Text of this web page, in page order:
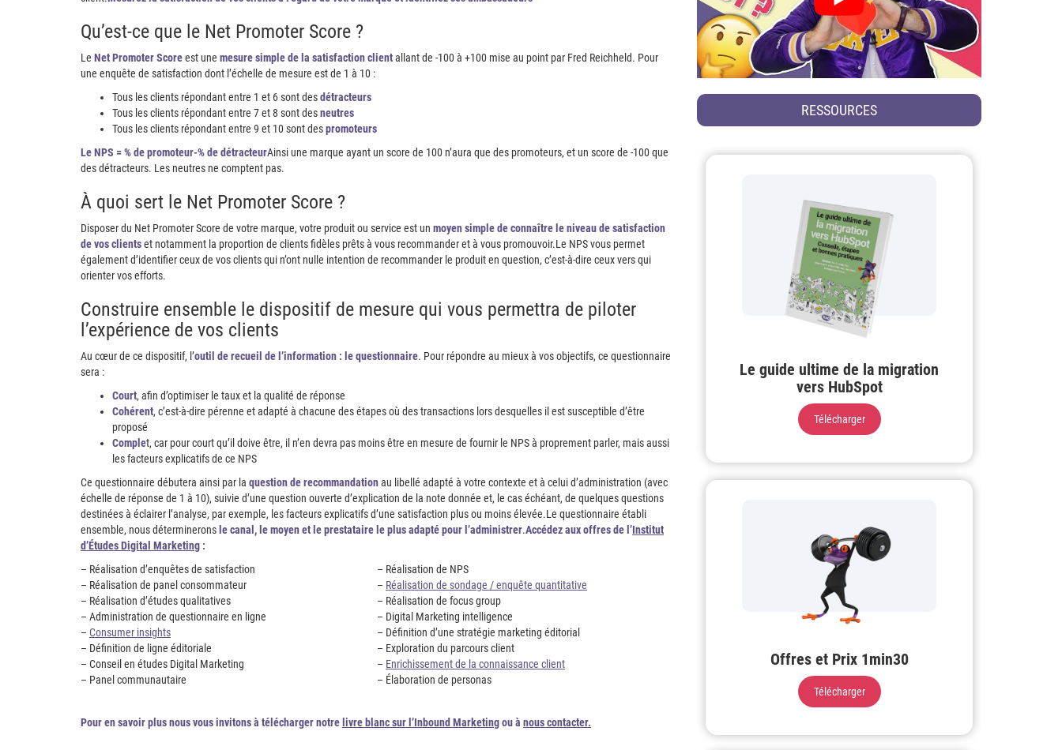
Qu’est-ce que le Net Promoter Score ?
Le Net Promoter Scoreest une mesure simple de la satisfaction clientallant de -100 à +100 mise au point par Fred Reichheld. Pour
une enquête de satisfaction dont l’échelle de mesure est de 1 à 10 :
Tous les clients répondant entre 1 et 6 sont desdétracteurs
Tous les clients répondant entre 7 et 8 sont desneutres
Tous les clients répondant entre 9 et 10 sont despromoteurs
Le NPS = % de promoteur-% de détracteurAinsi une marque ayant un score de 100 n’aura que des promoteurs, et un score de -100 que
des détracteurs. Les neutres ne comptent pas.
À quoi sert le Net Promoter Score ?
Disposer du Net Promoter Score de votre marque, votre produit ou service est un moyen simple de connaître le niveau de satisfaction
de vos clientset notamment la proportion de clients fidèles prêts à vous recommander et à vous promouvoir.Le NPS vous permet
également d’identifier ceux de vos clients qui n’ont nulle intention de recommander le produit en question, c’est-à-dire ceux vers qui
orienter vos efforts.
Construire ensemble le dispositif de mesure qui vous permettra de piloter
l’expérience de vos clients
Au cœur de ce dispositif, l’outil de recueil de l’information : le questionnaire. Pour répondre au mieux à vos objectifs, ce questionnaire
sera :
Court, afin d’optimiser le taux et la qualité de réponse
Cohérent, c’est-à-dire pérenne et adapté à chacune des étapes où des transactions lors desquelles il est susceptible d’être
proposé
Complet, car pour court qu’il doive être, il n’en devra pas moins être en mesure de fournir le NPS à proprement parler, mais aussi
les facteurs explicatifs de ce NPS
Ce questionnaire débutera ainsi par la question de recommandationau libellé adapté à votre contexte et à celui d’administration (avec
échelle de réponse de 1 à 10), suivie d’une question ouverte d’explication de la note donnée et, le cas échéant, de quelques questions
destinées à éclairer l’analyse, par exemple, les facteurs explicatifs d’une satisfaction plus ou moins élevée.Le questionnaire établi
ensemble, nous déterminerons le canal, le moyen et le prestataire le plus adapté pour l’administrer.Accédez aux offres de l’Institut
d’Études Digital Marketing :
– Réalisation d’enquêtes de satisfaction
– Réalisation de NPS
– Réalisation de panel consommateur
– Réalisation de sondage / enquête quantitative
– Réalisation d’études qualitatives
– Réalisation de focus group
– Administration de questionnaire en ligne
– Digital Marketing intelligence
– Consumer insights
– Définition d’une stratégie marketing éditorial
– Définition de ligne éditoriale
– Exploration du parcours client
– Conseil en études Digital Marketing
– Enrichissement de la connaissance client
– Panel communautaire
– Élaboration de personas
Pour en savoir plus nous vous invitons à télécharger notre livre blanc sur l’Inbound Marketingou à nous contacter.
RESSOURCES
Le guide ultime de la migration
vers HubSpot
Télécharger
Offres et Prix 1min30
Télécharger